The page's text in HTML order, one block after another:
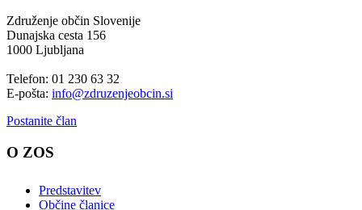
Združenje občin Slovenije
Dunajska cesta 156
1000 Ljubljana
Telefon: 01 230 63 32
E-pošta: info@zdruzenjeobcin.si
Postanite član
O ZOS
Predstavitev
Občine članice